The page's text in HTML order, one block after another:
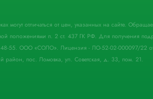
могут отличаться от цен, указанных на сайте.
положениями п. 2 ст. 437 ГК РФ. Для получения
48-55. ООО «СОЛО». Лицензия - ЛО-52-02-000097/22
район, пос. Ломовка, ул. Советская, д. 33, пом. 21.